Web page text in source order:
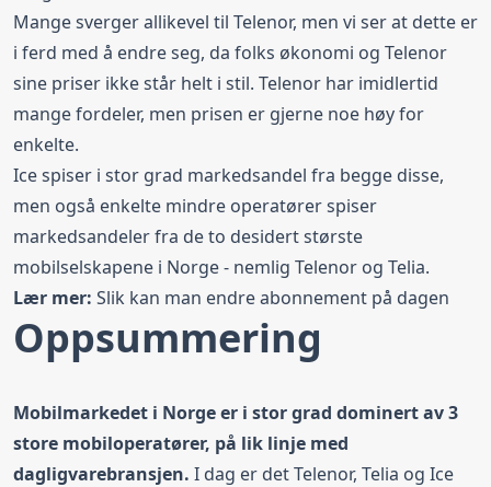
Mange sverger allikevel til Telenor, men vi ser at dette er
i ferd med å endre seg, da folks økonomi og Telenor
sine priser ikke står helt i stil. Telenor har imidlertid
mange fordeler, men prisen er gjerne noe høy for
enkelte.
Ice spiser i stor grad markedsandel fra begge disse,
men også enkelte mindre operatører spiser
markedsandeler fra de to desidert største
mobilselskapene i Norge - nemlig Telenor og Telia.
Lær mer: Slik kan man endre abonnement på dagen
Oppsummering
Mobilmarkedet i Norge er i stor grad dominert av 3
store mobiloperatører, på lik linje med
dagligvarebransjen. I dag er det Telenor, Telia og Ice